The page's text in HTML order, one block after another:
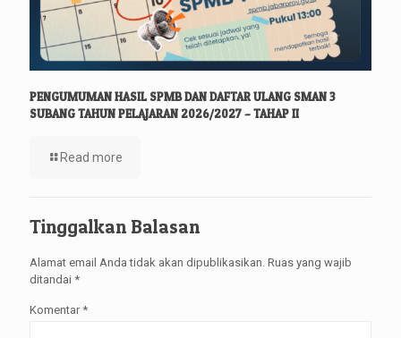
PENGUMUMAN HASIL SPMB DAN DAFTAR ULANG SMAN 3
SUBANG TAHUN PELAJARAN 2026/2027 – TAHAP II
Read more
Tinggalkan Balasan
Alamat email Anda tidak akan dipublikasikan. Ruas yang wajib
ditandai *
Komentar *